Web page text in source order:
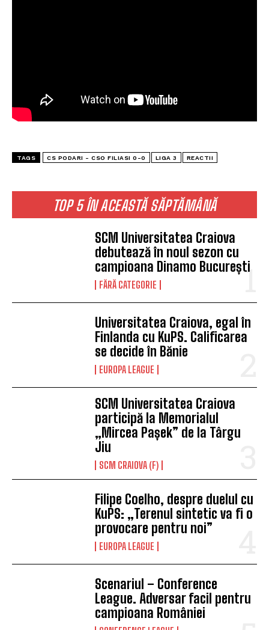
TOP 5 ÎN ACEASTĂ SĂPTĂMÂNĂ
SCM Universitatea Craiova
debutează în noul sezon cu
campioana Dinamo București
FĂRĂ CATEGORIE
Universitatea Craiova, egal în
Finlanda cu KuPS. Calificarea
se decide în Bănie
EUROPA LEAGUE
SCM Universitatea Craiova
participă la Memorialul
„Mircea Pașek” de la Târgu
Jiu
SCM CRAIOVA (F)
Filipe Coelho, despre duelul cu
KuPS: „Terenul sintetic va fi o
provocare pentru noi”
EUROPA LEAGUE
Scenariul – Conference
League. Adversar facil pentru
campioana României
TAGS CS PODARI - CSO FILIASI 0-0 LIGA 3 REACTII